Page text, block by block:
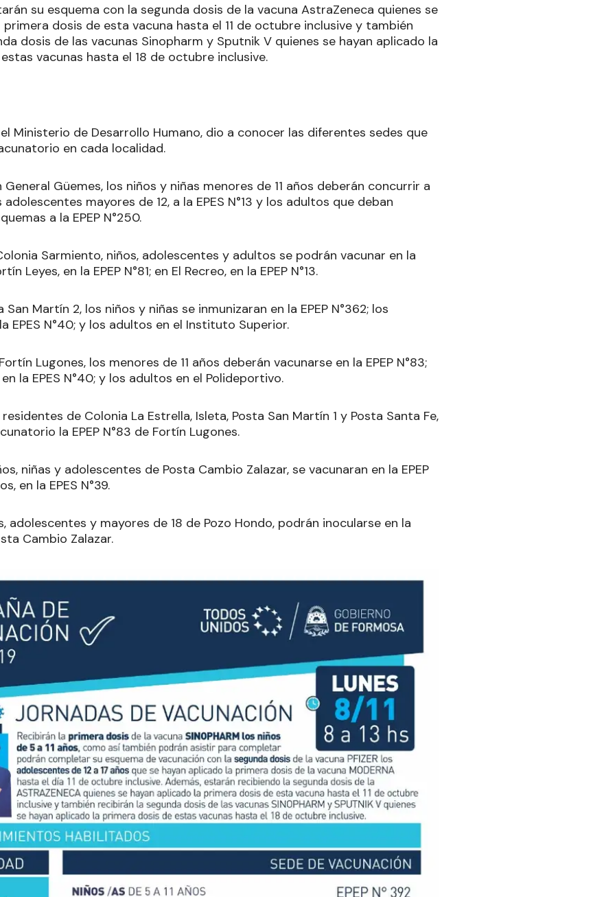
su esquema con la segunda dosis de la vacuna AstraZeneca quienes se
dosis de esta vacuna hasta el 11 de octubre inclusive y también
dosis de las vacunas Sinopharm y Sputnik V quienes se hayan aplicado la
vacunas hasta el 18 de octubre inclusive.
Ministerio de Desarrollo Humano, dio a conocer las diferentes sedes que
en cada localidad.
Güemes, los niños y niñas menores de 11 años deberán concurrir a
adolescentes mayores de 12, a la EPES N°13 y los adultos que deban
a la EPEP N°250.
Sarmiento, niños, adolescentes y adultos se podrán vacunar en la
Leyes, en la EPEP N°81; en El Recreo, en la EPEP N°13.
San Martín 2, los niños y niñas se inmunizaran en la EPEP N°362; los
EPES N°40; y los adultos en el Instituto Superior.
Lugones, los menores de 11 años deberán vacunarse en la EPEP N°83;
la EPES N°40; y los adultos en el Polideportivo.
de Colonia La Estrella, Isleta, Posta San Martín 1 y Posta Santa Fe,
la EPEP N°83 de Fortín Lugones.
niñas y adolescentes de Posta Cambio Zalazar, se vacunaran en la EPEP
en la EPES N°39.
adolescentes y mayores de 18 de Pozo Hondo, podrán inocularse en la
Cambio Zalazar.